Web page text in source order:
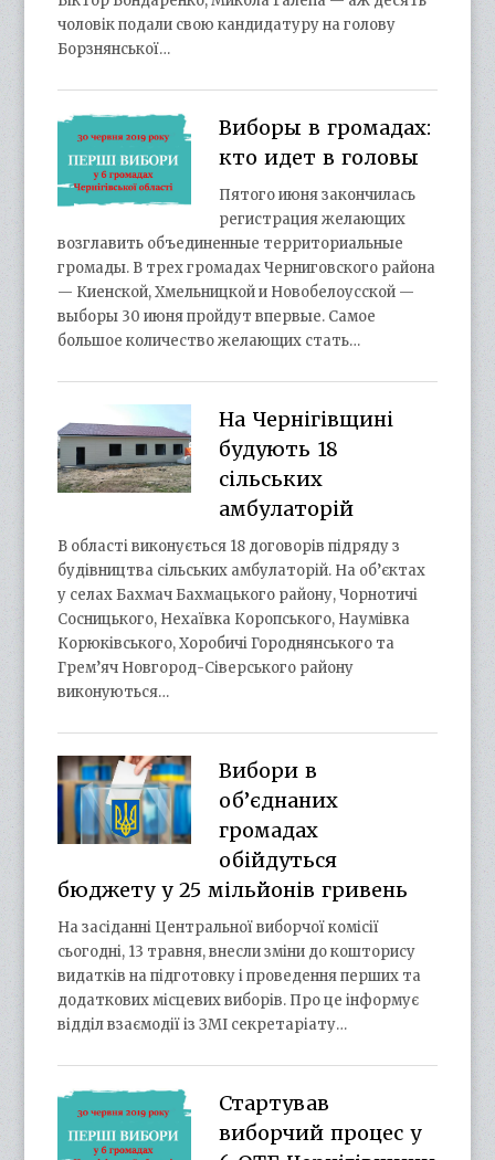
чоловік подали свою кандидатуру на голову
Борзнянської…
Виборы в громадах:
кто идет в головы
Пятого июня закончилась
регистрация желающих
возглавить объединенные территориальные
громады. В трех громадах Черниговского района
— Киенской, Хмельницкой и Новобелоусской —
выборы 30 июня пройдут впервые. Самое
большое количество желающих стать…
На Чернігівщині
будують 18
сільських
амбулаторій
В області виконується 18 договорів підряду з
будівництва сільських амбулаторій. На об’єктах
у селах Бахмач Бахмацького району, Чорнотичі
Сосницького, Нехаївка Коропського, Наумівка
Корюківського, Хоробичі Городнянського та
Грем’яч Новгород-Сіверського району
виконуються…
Вибори в
об’єднаних
громадах
обійдуться
бюджету у 25 мільйонів гривень
На засіданні Центральної виборчої комісії
сьогодні, 13 травня, внесли зміни до кошторису
видатків на підготовку і проведення перших та
додаткових місцевих виборів. Про це інформує
відділ взаємодії із ЗМІ секретаріату…
Стартував
виборчий процес у